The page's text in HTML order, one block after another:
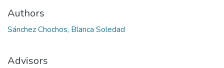
Authors
Sánchez Chochos, Blanca Soledad
Advisors